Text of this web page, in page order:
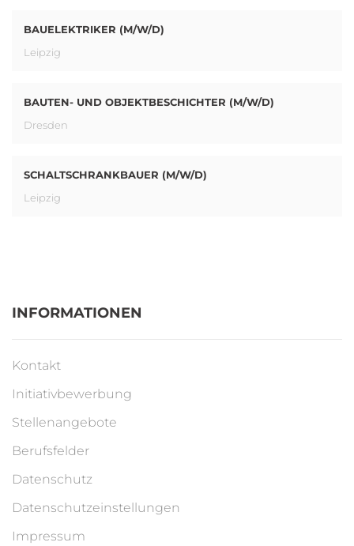
BAUELEKTRIKER (M/W/D)
Leipzig
BAUTEN- UND OBJEKTBESCHICHTER (M/W/D)
Dresden
SCHALTSCHRANKBAUER (M/W/D)
Leipzig
INFORMATIONEN
Kontakt
Initiativbewerbung
Stellenangebote
Berufsfelder
Datenschutz
Datenschutzeinstellungen
Impressum